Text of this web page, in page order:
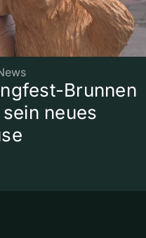
Brunnen
neues